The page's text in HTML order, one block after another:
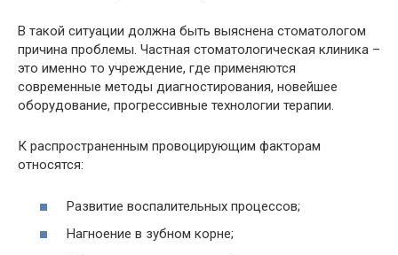
В такой ситуации должна быть выяснена стоматологом
причина проблемы. Частная стоматологическая клиника –
это именно то учреждение, где применяются
современные методы диагностирования, новейшее
оборудование, прогрессивные технологии терапии.
К распространенным провоцирующим факторам
относятся:
Развитие воспалительных процессов;
Нагноение в зубном корне;